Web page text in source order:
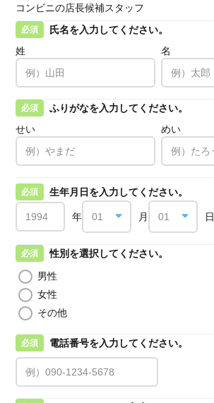
コンビニの店長候補スタッフ
必須
氏名を入力してください。
姓
名
必須
ふりがなを入力してください。
せい
めい
必須 生年月日を入力してください。
年 月 日
必須
性別を選択してください。
男性
女性
その他
必須 電話番号を入力してください。